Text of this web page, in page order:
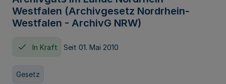
Westfalen (Archivgesetz Nordrhein-
Westfalen - ArchivG NRW)
In Kraft Seit 01. Mai 2010
Gesetz